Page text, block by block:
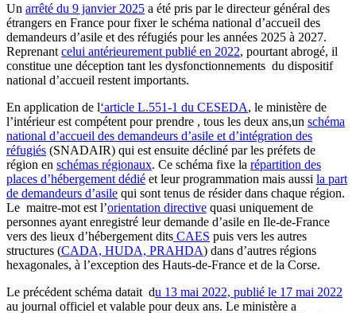
Un arrêté du 9 janvier 2025 a été pris par le directeur général des
étrangers en France pour fixer le schéma national d’accueil des
demandeurs d’asile et des réfugiés pour les années 2025 à 2027.
Reprenant celui antérieurement publié en 2022, pourtant abrogé, il
constitue une déception tant les dysfonctionnements du dispositif
national d’accueil restent importants.
En application de l‘article L.551-1 du CESEDA, le ministère de
l’intérieur est compétent pour prendre , tous les deux ans,un schéma
national d’accueil des demandeurs d’asile et d’intégration des
réfugiés (SNADAIR) qui est ensuite décliné par les préfets de
région en schémas régionaux. Ce schéma fixe la répartition des
places d’hébergement dédié et leur programmation mais aussi la part
de demandeurs d’asile qui sont tenus de résider dans chaque région.
Le maitre-mot est l’orientation directive quasi uniquement de
personnes ayant enregistré leur demande d’asile en Ile-de-France
vers des lieux d’hébergement dits CAES puis vers les autres
structures (CADA, HUDA, PRAHDA) dans d’autres régions
hexagonales, à l’exception des Hauts-de-France et de la Corse.
Le précédent schéma datait du 13 mai 2022, publié le 17 mai 2022
au journal officiel et valable pour deux ans. Le ministère a